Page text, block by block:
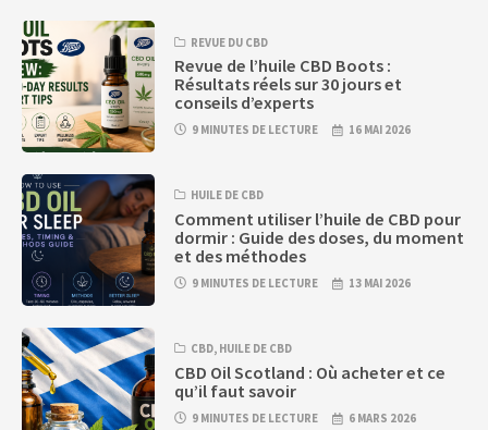
REVUE DU CBD
Revue de l’huile CBD Boots :
Résultats réels sur 30 jours et
conseils d’experts
9 MINUTES DE LECTURE 16 MAI 2026
HUILE DE CBD
Comment utiliser l’huile de CBD pour
dormir : Guide des doses, du moment
et des méthodes
9 MINUTES DE LECTURE 13 MAI 2026
CBD, HUILE DE CBD
CBD Oil Scotland : Où acheter et ce
qu’il faut savoir
9 MINUTES DE LECTURE 6 MARS 2026